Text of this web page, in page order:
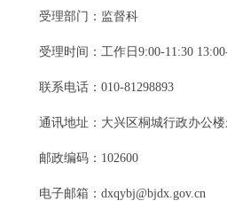
受理部门：监督科
受理时间：工作日9:00-11:30
联系电话：010-81298893
通讯地址：大兴区桐城行政办公楼
邮政编码：102600
电子邮箱：dxqybj@bjdx.gov.cn